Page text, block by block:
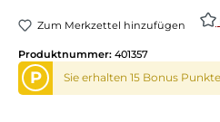
Zum Merkzettel hinzufügen
Produktnummer: 401357
P Sie erhalten 15 Bonus